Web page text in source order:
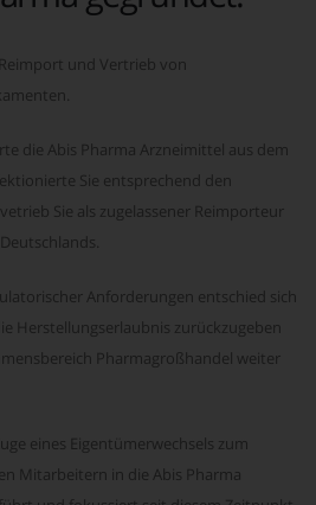
und Vertrieb von
die Abis Pharma Arzneimittel aus dem
Sie entsprechend den
Sie als zugelassener Reimporteur
Anforderungen entschied sich
Herstellungserlaubnis zurückzugeben
Pharmagroßhandel weiter
eines Eigentümerwechsels zum
Mitarbeitern in die Abis Pharma